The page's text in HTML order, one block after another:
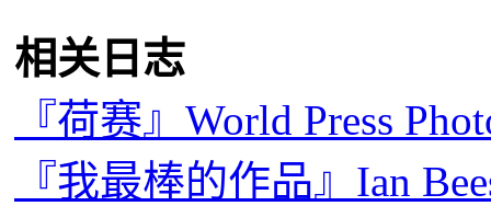
相关日志
『荷赛』World Press
『我最棒的作品』Ian